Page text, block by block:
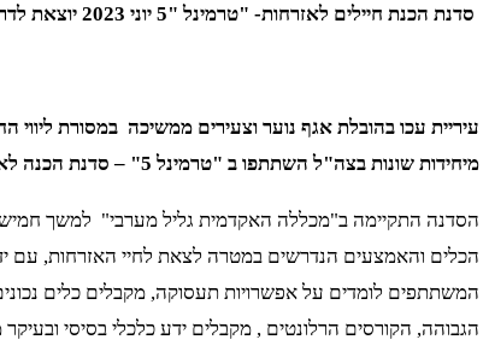
סדנת הכנת חיילים לאזרחות- "טרמינל "5 יוני 2023 יוצאת לדרך
מיחידות שונות בצה"ל השתתפו ב "טרמינל 5" – סדנת הכנה לאזרחות.
הסדנה התקיימה ב"מכללה האקדמית גליל מערבי" למשך
הכלים והאמצעים הנדרשים במטרה לצאת לחיי האזרחות, עם
המשתתפים לומדים על אפשרויות תעסוקה, מקבלים כלים
הגבוהה, הקורסים הרלונטים , מקבלים ידע כלכלי בסיסי